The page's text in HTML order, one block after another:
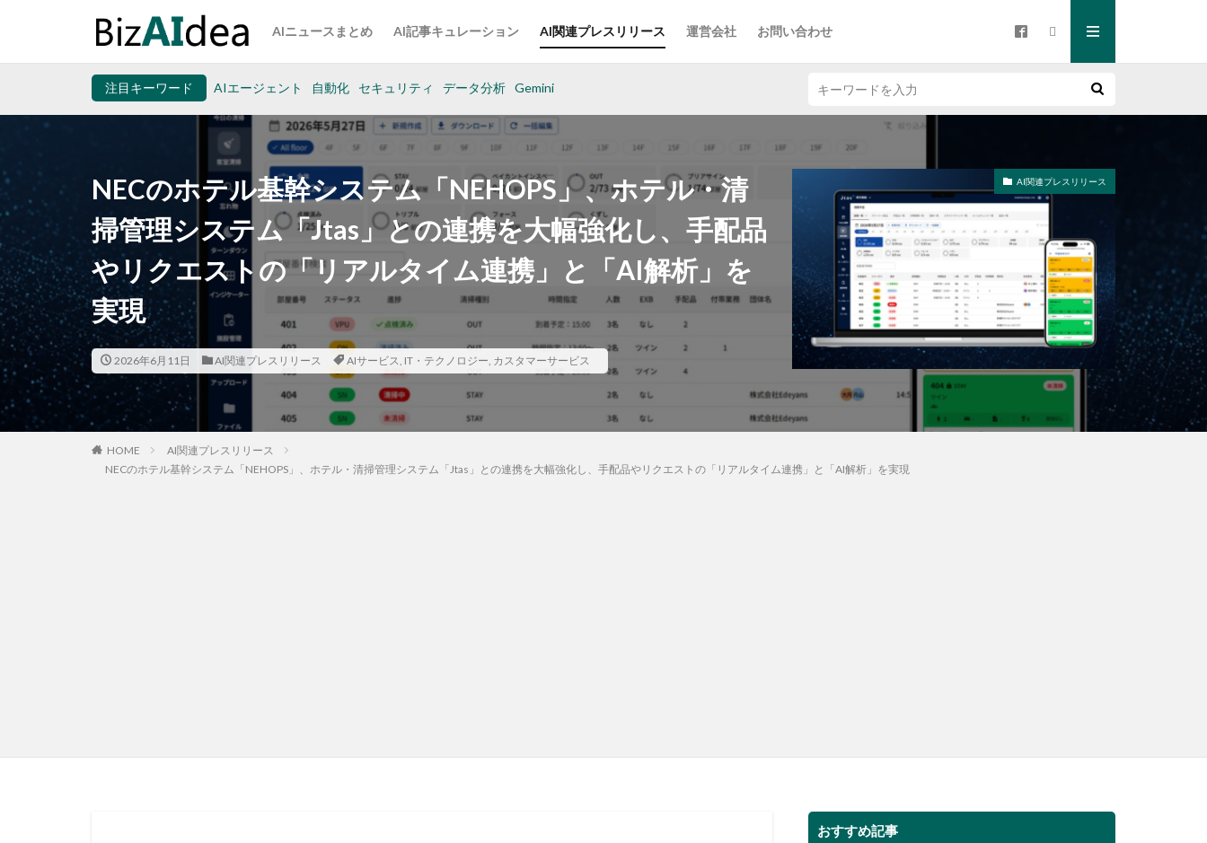
AIニュースまとめ AI記事キュレーション AI関連プレスリリース 運営会社 お問い合わせ
注目キーワード AIエージェント 自動化 セキュリティ データ分析 Gemini
NECのホテル基幹システム「NEHOPS」、ホテル・清
掃管理システム「Jtas」との連携を大幅強化し、手配品
やリクエストの「リアルタイム連携」と「AI解析」を
実現
2026年6月11日 AI関連プレスリリース AIサービス, IT・テクノロジー, カスタマーサービス
AI関連プレスリリース
HOME
AI関連プレスリリース
NECのホテル基幹システム「NEHOPS」、ホテル・清掃管理システム「Jtas」との連携を大幅強化し、手配品やリクエストの「リアルタイム連携」と「AI解析」を実現
おすすめ記事